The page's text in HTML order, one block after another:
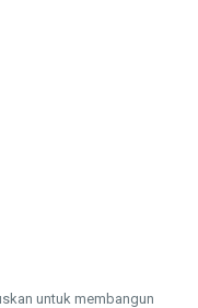
untuk membangun